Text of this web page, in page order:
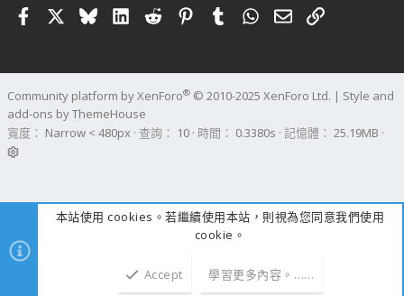
FacebookBlueskyLinkedIn
RedditPinterestTumblrWhatsApp
電子郵件
連結
Community platform by XenForo® © 2010-2025 XenForo Ltd. | Style and
add-ons by ThemeHouse
寬度
查詢 10 時間 0.3380s 記憶體 25.19MB
本站使用 cookies。若繼續使用本站，則視為您同意我們使用
cookie。
Accept 學習更多內容。……